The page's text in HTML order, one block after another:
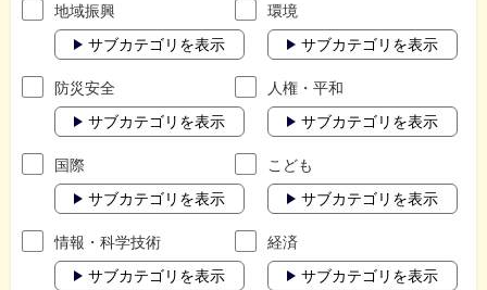
地域振興
サブカテゴリを表示
環境
サブカテゴリを表示
防災安全
サブカテゴリを表示
人権・平和
サブカテゴリを表示
国際
サブカテゴリを表示
こども
サブカテゴリを表示
情報・科学技術
サブカテゴリを表示
経済
サブカテゴリを表示